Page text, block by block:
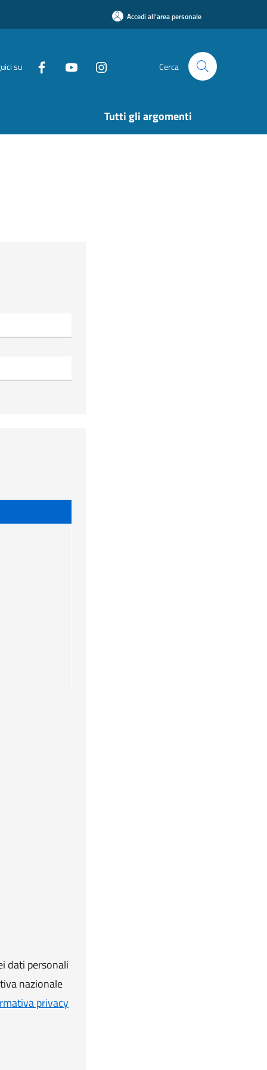
Accedi all'area personale
su Cerca
Tutti gli argomenti
dati personali
nazionale
privacy